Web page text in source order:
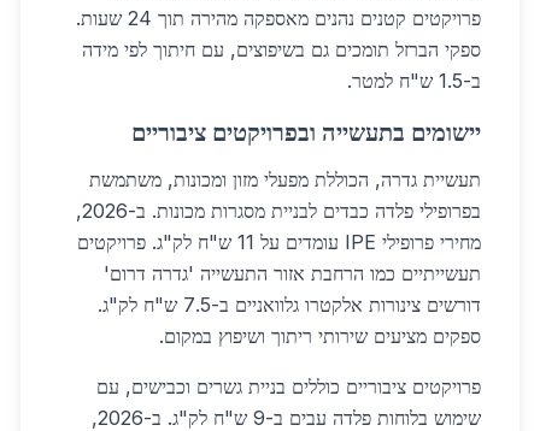
פרויקטים קטנים נהנים מאספקה מהירה תוך 24 שעות.
ספקי הברזל תומכים גם בשיפוצים, עם חיתוך לפי מידה
ב-1.5 ש"ח למטר.
יישומים בתעשייה ובפרויקטים ציבוריים
תעשיית גדרה, הכוללת מפעלי מזון ומכונות, משתמשת
בפרופילי פלדה כבדים לבניית מסגרות מכונות. ב-2026,
מחירי פרופילי IPE עומדים על 11 ש"ח לק"ג. פרויקטים
תעשייתיים כמו הרחבת אזור התעשייה 'גדרה דרום'
דורשים צינורות אלקטרו גלוואניים ב-7.5 ש"ח לק"ג.
ספקים מציעים שירותי ריתוך ושיפוץ במקום.
פרויקטים ציבוריים כוללים בניית גשרים וכבישים, עם
שימוש בלוחות פלדה עבים ב-9 ש"ח לק"ג. ב-2026,